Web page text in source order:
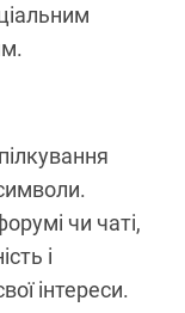
чи чаті,
і
інтереси.